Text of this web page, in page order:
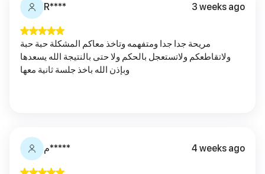
R**** 3 weeks ago
مريحة جدا جدا ومتفهمه وتاخذ معاكم المشكلة حبة حبة
ولاتقاطعكم ولاتستعجل بالحكم ولا حتى بالنتيجة الله يسعدها
وبإذن الله باخذ جلسة ثانية معها
م***** 4 weeks ago